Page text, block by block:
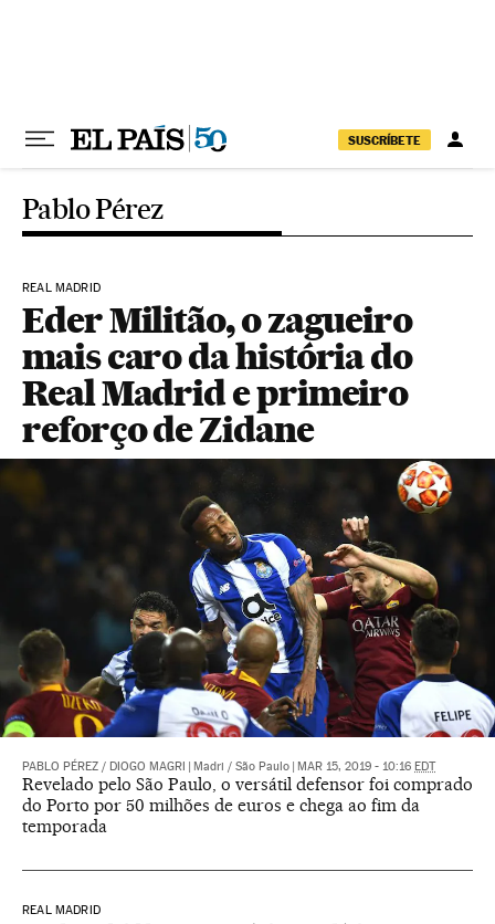
SUSCRÍBETE
Pablo Pérez
REAL MADRID
Eder Militão, o zagueiro
mais caro da história do
Real Madrid e primeiro
reforço de Zidane
PABLO PÉREZ / DIOGO MAGRI Madri / São Paulo MAR 15, 2019 - 10:16 EDT
Revelado pelo São Paulo, o versátil defensor foi comprado
do Porto por 50 milhões de euros e chega ao fim da
temporada
REAL MADRID